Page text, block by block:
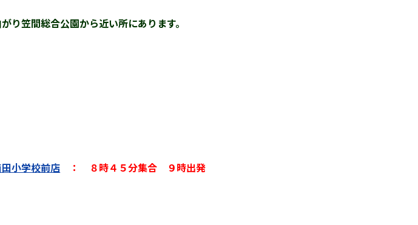
り笠間総合公園から近い所にあります。
小学校前店 ： ８時４５分集合 ９時出発